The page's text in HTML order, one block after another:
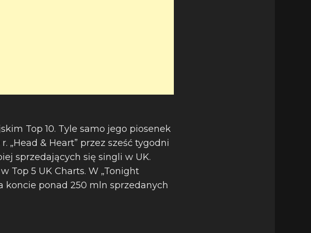
Top 10. Tyle samo jego piosenek
„Head & Heart” przez sześć tygodni
sprzedających się singli w UK.
Top 5 UK Charts. W „Tonight
koncie ponad 250 mln sprzedanych